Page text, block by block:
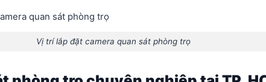
Vị trí lắp đặt camera quan sát phòng trọ